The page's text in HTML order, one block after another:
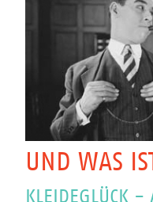
UND WAS
KLEIDEGLÜCK -